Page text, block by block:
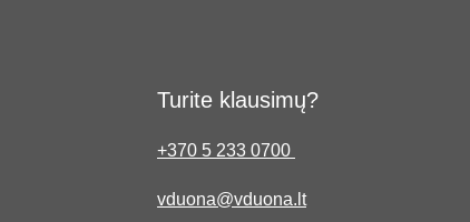
Turite klausimų?
+370 5 233 0700
vduona@vduona.lt